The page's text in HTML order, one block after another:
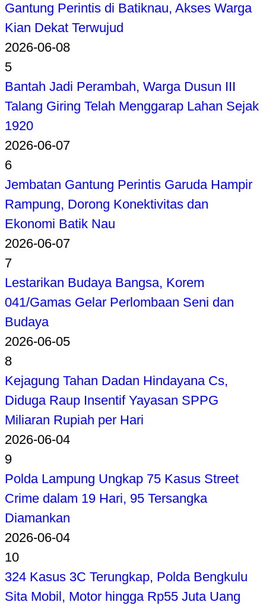
Gantung Perintis di Batiknau, Akses Warga
Kian Dekat Terwujud
2026-06-08
5
Bantah Jadi Perambah, Warga Dusun III
Talang Giring Telah Menggarap Lahan Sejak
1920
2026-06-07
6
Jembatan Gantung Perintis Garuda Hampir
Rampung, Dorong Konektivitas dan
Ekonomi Batik Nau
2026-06-07
7
Lestarikan Budaya Bangsa, Korem
041/Gamas Gelar Perlombaan Seni dan
Budaya
2026-06-05
8
Kejagung Tahan Dadan Hindayana Cs,
Diduga Raup Insentif Yayasan SPPG
Miliaran Rupiah per Hari
2026-06-04
9
Polda Lampung Ungkap 75 Kasus Street
Crime dalam 19 Hari, 95 Tersangka
Diamankan
2026-06-04
10
324 Kasus 3C Terungkap, Polda Bengkulu
Sita Mobil, Motor hingga Rp55 Juta Uang